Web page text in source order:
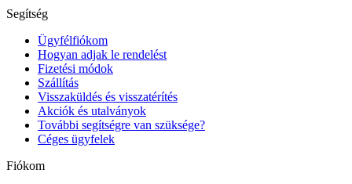
Segítség
Ügyfélfiókom
Hogyan adjak le rendelést
Fizetési módok
Szállítás
Visszaküldés és visszatérítés
Akciók és utalványok
További segítségre van szüksége?
Céges ügyfelek
Fiókom